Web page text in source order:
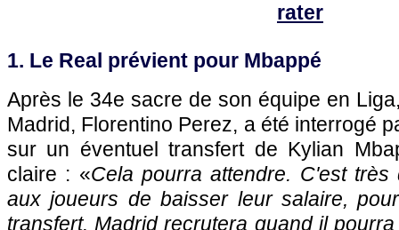
rater
1. Le Real prévient pour Mbappé
Après le 34e sacre de son équipe en
Madrid, Florentino Perez, a été interrogé
sur un éventuel transfert de Kylian
claire : «Cela pourra attendre. C'est très
aux joueurs de baisser leur salaire,
transfert. Madrid recrutera quand il